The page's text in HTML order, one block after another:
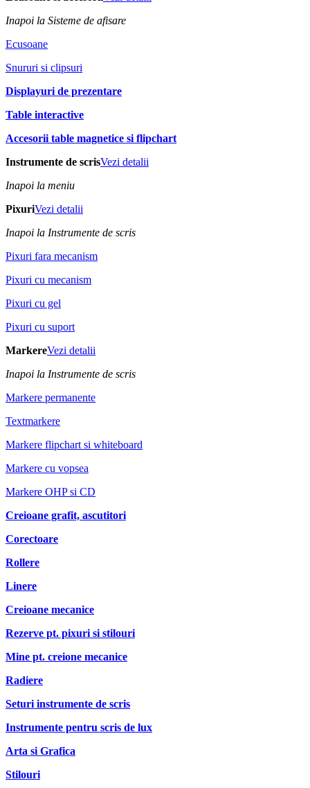
Inapoi la Sisteme de afisare
Ecusoane
Snururi si clipsuri
Displayuri de prezentare
Table interactive
Accesorii table magnetice si flipchart
Instrumente de scrisVezi detalii
Inapoi la meniu
PixuriVezi detalii
Inapoi la Instrumente de scris
Pixuri fara mecanism
Pixuri cu mecanism
Pixuri cu gel
Pixuri cu suport
MarkereVezi detalii
Inapoi la Instrumente de scris
Markere permanente
Textmarkere
Markere flipchart si whiteboard
Markere cu vopsea
Markere OHP si CD
Creioane grafit, ascutitori
Corectoare
Rollere
Linere
Creioane mecanice
Rezerve pt. pixuri si stilouri
Mine pt. creione mecanice
Radiere
Seturi instrumente de scris
Instrumente pentru scris de lux
Arta si Grafica
Stilouri